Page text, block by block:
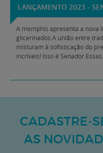
LANÇAMENTO 2023 -
A memphis apresenta a nova
glicerinados.A união entre
misturam à sofisticação do
incríveis! Isso é
CADASTRE-
AS